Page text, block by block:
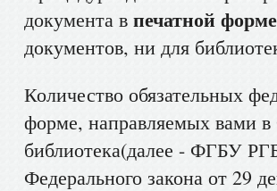
документа в печатной форме
документов, ни для
Количество обязательных
форме, направляемых вами в
библиотека(далее - ФГБУ
Федерального закона от 29